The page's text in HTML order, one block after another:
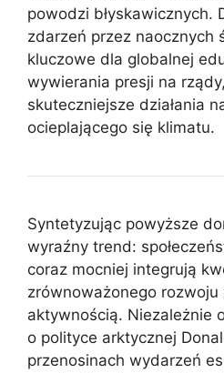
powodzi błyskawicznych.
zdarzeń przez naocznych
kluczowe dla globalnej
wywierania presji na
skuteczniejsze działania
ocieplającego się klimatu.
Syntetyzując powyższe
wyraźny trend:
coraz mocniej integrują
zrównoważonego rozwoju
aktywnością. Niezależnie
o polityce arktycznej
przenosinach wydarzeń